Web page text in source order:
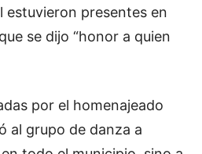
estuvieron presentes en
se dijo “honor a quien
por el homenajeado
al grupo de danza a